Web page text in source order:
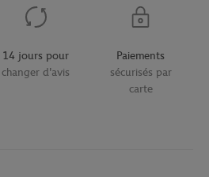
14 jours pour
changer d'avis
Paiements
sécurisés par
carte